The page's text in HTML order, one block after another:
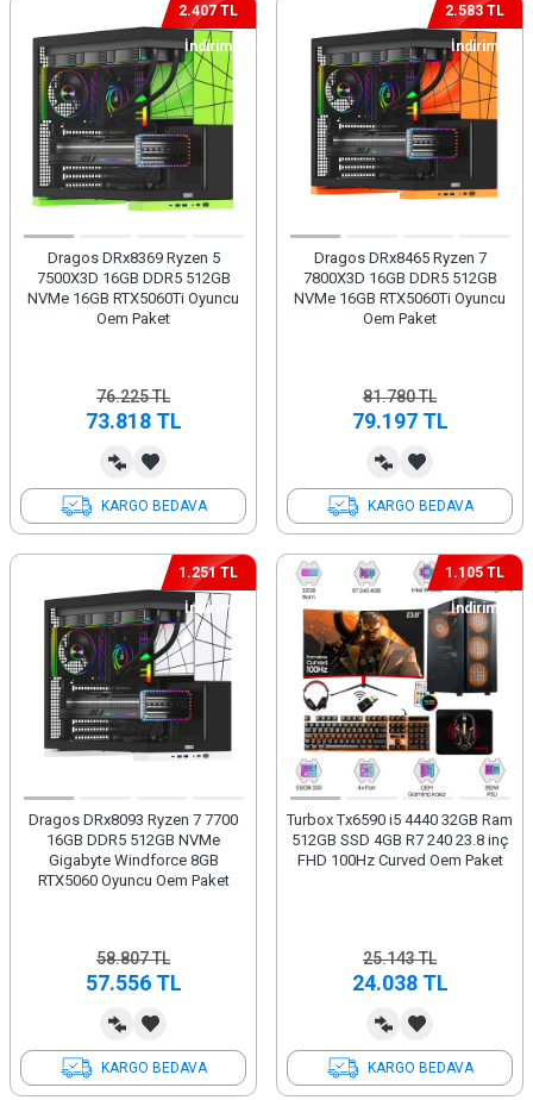
2.407 TL
İndirim
Dragos DRx8369 Ryzen 5
7500X3D 16GB DDR5 512GB
NVMe 16GB RTX5060Ti Oyuncu
Oem Paket
76.225TL
73.818TL
KARGO BEDAVA
2.583 TL
İndirim
Dragos DRx8465 Ryzen 7
7800X3D 16GB DDR5 512GB
NVMe 16GB RTX5060Ti Oyuncu
Oem Paket
81.780TL
79.197TL
KARGO BEDAVA
1.251 TL
İndirim
Dragos DRx8093 Ryzen 7 7700
16GB DDR5 512GB NVMe
Gigabyte Windforce 8GB
RTX5060 Oyuncu Oem Paket
58.807TL
57.556TL
KARGO BEDAVA
1.105 TL
İndirim
Turbox Tx6590 i5 4440 32GB Ram
512GB SSD 4GB R7 240 23.8 inç
FHD 100Hz Curved Oem Paket
25.143TL
24.038TL
KARGO BEDAVA